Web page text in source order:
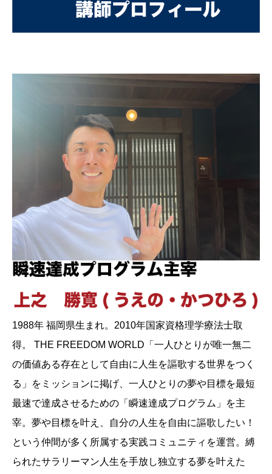
1988年 福岡県生まれ。2010年国家資格理学療法士取
得。 THE FREEDOM WORLD「一人ひとりが唯一無二
の価値ある存在として自由に人生を謳歌する世界をつく
る」をミッションに掲げ、一人ひとりの夢や目標を最短
最速で達成させるための「瞬速達成プログラム」を主
宰。夢や目標を叶え、自分の人生を自由に謳歌したい！
という仲間が多く所属する実践コミュニティを運営。縛
られたサラリーマン人生を手放し独立する夢を叶えた